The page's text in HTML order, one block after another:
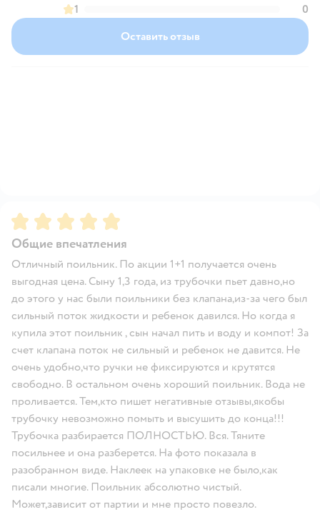
1
0
Оставить отзыв
Рейтинг:5
Общие впечатления
Отличный поильник. По акции 1+1 получается очень
выгодная цена. Сыну 1,3 года, из трубочки пьет давно,но
до этого у нас были поильники без клапана,из-за чего был
сильный поток жидкости и ребенок давился. Но когда я
купила этот поильник , сын начал пить и воду и компот! За
счет клапана поток не сильный и ребенок не давится. Не
очень удобно,что ручки не фиксируются и крутятся
свободно. В остальном очень хороший поильник. Вода не
проливается. Тем,кто пишет негативные отзывы,якобы
трубочку невозможно помыть и высушить до конца!!!
Трубочка разбирается ПОЛНОСТЬЮ. Вся. Тяните
посильнее и она разберется. На фото показала в
разобранном виде. Наклеек на упаковке не было,как
писали многие. Поильник абсолютно чистый.
Может,зависит от партии и мне просто повезло.